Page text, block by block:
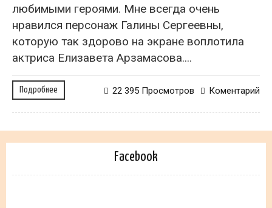
любимыми героями. Мне всегда очень
нравился персонаж Галины Сергеевны,
которую так здорово на экране воплотила
актриса Елизавета Арзамасова....
Подробнее Коментарий
22 395 Просмотров
Facebook